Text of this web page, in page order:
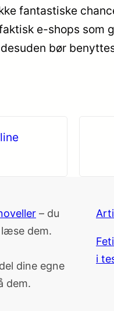
fantastiske
e-shops som
bør
– du
dem.
dine egne
dem.
i